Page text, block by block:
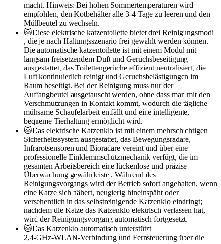
macht. Hinweis: Bei hohen Sommertemperaturen wird
empfohlen, den Kotbehälter alle 3‑4 Tage zu leeren und den
Müllbeutel zu wechseln.
🐱Diese elektrische katzentoilette bietet drei Reinigungsmodi
, die je nach Haltungsszenario frei gewählt werden können.
Die automatische katzentoilette ist mit einem Modul mit
langsam freisetzendem Duft und Geruchsbeseitigung
ausgestattet, das Toilettengerüche effizient neutralisiert, die
Luft kontinuierlich reinigt und Geruchsbelästigungen im
Raum beseitigt. Bei der Reinigung muss nur der
Auffangbeutel ausgetauscht werden, ohne dass man mit den
Verschmutzungen in Kontakt kommt, wodurch die tägliche
mühsame Schaufelarbeit entfällt und eine intelligente,
bequeme Tierhaltung ermöglicht wird.
🐱Das elektrische Katzenklo ist mit einem mehrschichtigen
Sicherheitssystem ausgestattet, das Bewegungsradare,
Infrarotsensoren und Bioradare vereint und über eine
professionelle Einklemmschutzmechanik verfügt, die im
gesamten Arbeitsbereich eine lückenlose und präzise
Überwachung gewährleistet. Während des
Reinigungsvorgangs wird der Betrieb sofort angehalten, wenn
eine Katze sich nähert, neugierig hineinspäht oder
versehentlich in das selbstreinigende Katzenklo eindringt;
nachdem die Katze das Katzenklo elektrisch verlassen hat,
wird der Reinigungsvorgang automatisch fortgesetzt.
🐱Das Katzenklo automatisch unterstützt
2,4‑GHz‑WLAN‑Verbindung und Fernsteuerung über die